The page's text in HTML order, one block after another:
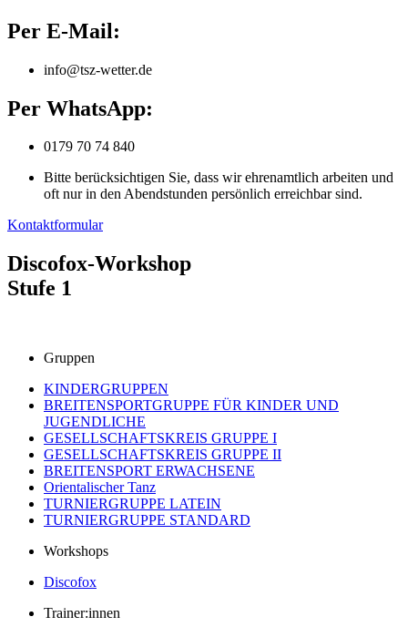
Per E-Mail:
info@tsz-wetter.de
Per WhatsApp:
0179 70 74 840
Bitte berücksichtigen Sie, dass wir ehrenamtlich arbeiten und
oft nur in den Abendstunden persönlich erreichbar sind.
Kontaktformular
Discofox-Workshop
Stufe 1
Gruppen
KINDERGRUPPEN
BREITENSPORTGRUPPE FÜR KINDER UND
JUGENDLICHE
GESELLSCHAFTSKREIS GRUPPE I
GESELLSCHAFTSKREIS GRUPPE II
BREITENSPORT ERWACHSENE
Orientalischer Tanz
TURNIERGRUPPE LATEIN
TURNIERGRUPPE STANDARD
Workshops
Discofox
Trainer:innen